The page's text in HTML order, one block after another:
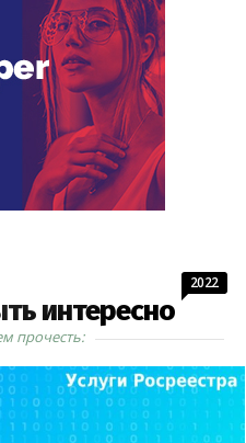
интересно
2022
прочесть: